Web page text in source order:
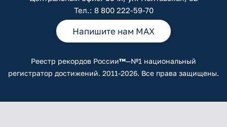
Тел.: 8 800 222-59-70
Напишите нам MAX
Реестр рекордов России™—№1 национальный
регистратор достижений. 2011-2026. Все права защищены.